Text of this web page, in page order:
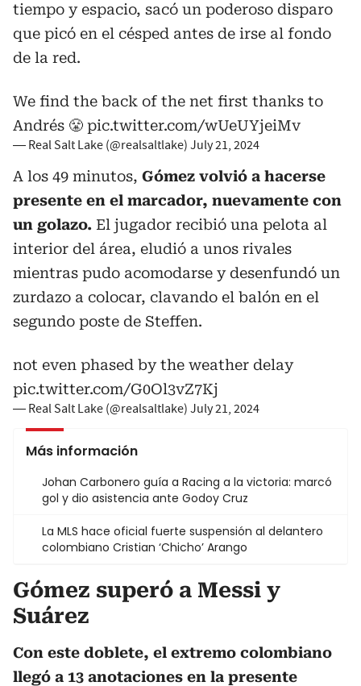
tiempo y espacio, sacó un poderoso disparo
que picó en el césped antes de irse al fondo
de la red.
We find the back of the net first thanks to
Andrés 😤 pic.twitter.com/wUeUYjeiMv
— Real Salt Lake (@realsaltlake) July 21, 2024
A los 49 minutos, Gómez volvió a hacerse
presente en el marcador, nuevamente con
un golazo. El jugador recibió una pelota al
interior del área, eludió a unos rivales
mientras pudo acomodarse y desenfundó un
zurdazo a colocar, clavando el balón en el
segundo poste de Steffen.
not even phased by the weather delay
pic.twitter.com/G0Ol3vZ7Kj
— Real Salt Lake (@realsaltlake) July 21, 2024
Más información
Johan Carbonero guía a Racing a la victoria: marcó
gol y dio asistencia ante Godoy Cruz
La MLS hace oficial fuerte suspensión al delantero
colombiano Cristian ‘Chicho’ Arango
Gómez superó a Messi y
Suárez
Con este doblete, el extremo colombiano
llegó a 13 anotaciones en la presente